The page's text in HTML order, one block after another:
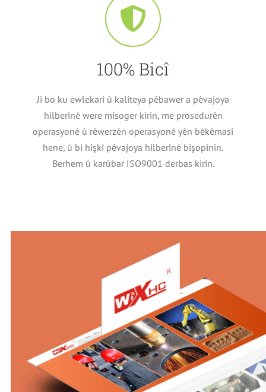
100% Bicî
Ji bo ku ewlekarî û kalîteya pêbawer a pêvajoya
hilberînê were misoger kirin, me prosedurên
operasyonê û rêwerzên operasyonê yên bêkêmasî
hene, û bi hişkî pêvajoya hilberînê bişopînin.
Berhem û karûbar ISO9001 derbas kirin.